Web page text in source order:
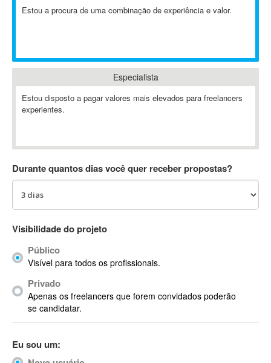
AbleCommerce
Ableton Push
Abstract Window Toolkit (AWT)
Absynth
ACARS
AccountMate
ACDSee
ACID Pro
ACPI
Acrobat
Acrobat X
Acronis
Actian
Actimize
ActionScript
Active Directory
Estou a procura de uma combinação de experiência e valor.
Especialista
Estou disposto a pagar valores mais elevados para freelancers
experientes.
Durante quantos dias você quer receber propostas?
Visibilidade do projeto
Público
Visível para todos os profissionais.
Privado
Apenas os freelancers que forem convidados poderão
se candidatar.
Eu sou um: